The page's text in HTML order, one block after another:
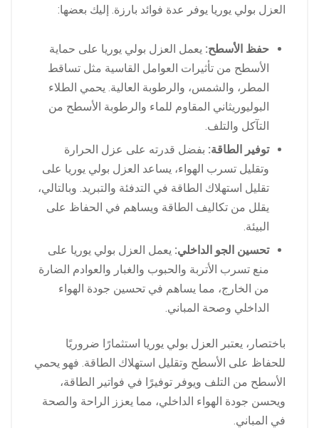
العزل بولي يوريا يوفر عدة فوائد بارزة. إليك بعضها:
حفظ الأسطح: يعمل العزل بولي يوريا على حماية
الأسطح من تأثيرات العوامل القاسية مثل تساقط
المطر، والشمس، والرطوبة العالية. يحمي الطلاء
البوليوريثاني المقاوم للماء والرطوبة الأسطح من
التآكل والتلف.
توفير الطاقة: بفضل قدرته على عزل الحرارة
وتقليل تسرب الهواء، يساعد العزل بولي يوريا على
تقليل استهلاك الطاقة في التدفئة والتبريد. وبالتالي،
يقلل من تكاليف الطاقة ويساهم في الحفاظ على
البيئة.
تحسين الجو الداخلي: يعمل العزل بولي يوريا على
منع تسرب الأتربة والحبوب والغبار والعوادم الضارة
من الخارج، مما يساهم في تحسين جودة الهواء
الداخلي وصحة المباني.
باختصار، يعتبر العزل بولي يوريا استثمارًا ضروريًا
للحفاظ على الأسطح وتقليل استهلاك الطاقة. فهو يحمي
الأسطح من التلف ويوفر توفيرًا في فواتير الطاقة،
ويحسن جودة الهواء الداخلي، مما يعزز الراحة والصحة
في المباني.